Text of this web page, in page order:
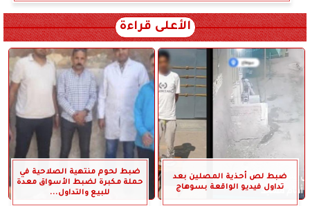
الأعلى قراءة
ضبط لص أحذية المصلين بعد
تداول فيديو الواقعة بسوهاج
ضبط لحوم منتهية الصلاحية في
حملة مكبرة لضبط الأسواق معدة
للبيع والتداول...